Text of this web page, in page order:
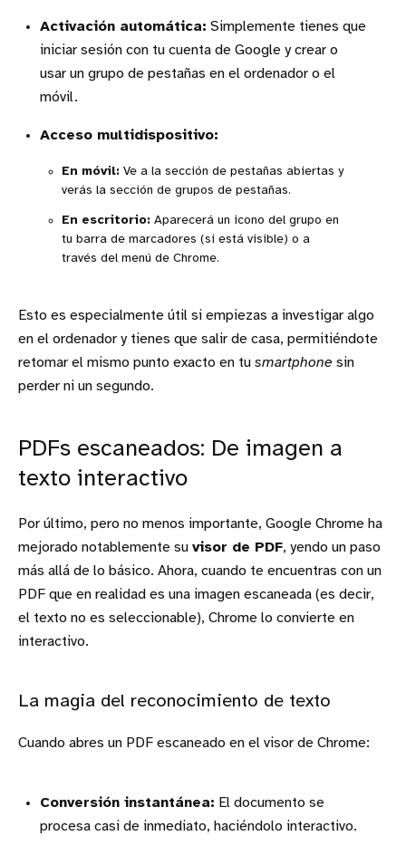
Activación automática: Simplemente tienes que
iniciar sesión con tu cuenta de Google y crear o
usar un grupo de pestañas en el ordenador o el
móvil.
Acceso multidispositivo:
En móvil: Ve a la sección de pestañas abiertas y
verás la sección de grupos de pestañas.
En escritorio: Aparecerá un icono del grupo en
tu barra de marcadores (si está visible) o a
través del menú de Chrome.
Esto es especialmente útil si empiezas a investigar algo
en el ordenador y tienes que salir de casa, permitiéndote
retomar el mismo punto exacto en tu smartphone sin
perder ni un segundo.
PDFs escaneados: De imagen a
texto interactivo
Por último, pero no menos importante, Google Chrome ha
mejorado notablemente su visor de PDF, yendo un paso
más allá de lo básico. Ahora, cuando te encuentras con un
PDF que en realidad es una imagen escaneada (es decir,
el texto no es seleccionable), Chrome lo convierte en
interactivo.
La magia del reconocimiento de texto
Cuando abres un PDF escaneado en el visor de Chrome:
Conversión instantánea: El documento se
procesa casi de inmediato, haciéndolo interactivo.